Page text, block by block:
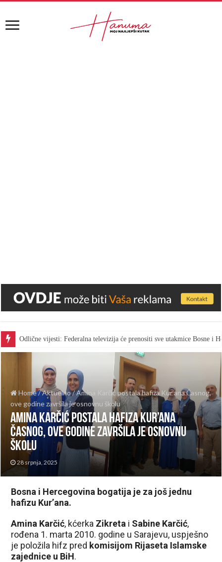
Odlične vijesti: Federalna televizija će prenositi sve utakmice Bosne i
Home/Aktuelno/Amina Karčić postala hafiza Kur’ana Časnog,
ove godine završila je osnovnu školu
Amina Karčić postala hafiza Kur’ana
Časnog, ove godine završila je osnovnu
školu
28 srpnja, 2025
Bosna i Hercegovina bogatija je za još jednu
hafizu Kur’ana.
Amina Karčić, kćerka Zikreta i Sabine Karčić,
rođena 1. marta 2010. godine u Sarajevu, uspješno
je položila hifz pred komisijom Rijaseta Islamske
zajednice u BiH.